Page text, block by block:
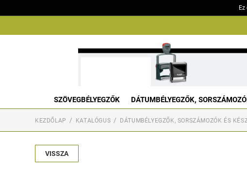
SZÖVEGBÉLYEGZŐK DÁTUMBÉLYEGZŐK,
KEZDŐLAP KATALÓGUS DÁTUMBÉLYEGZŐK, SORSZÁMOZÓK ÉS
VISSZA